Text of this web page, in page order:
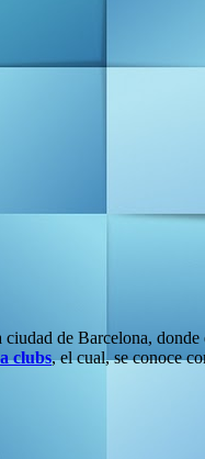
de Barcelona, donde
clubs, el cual, se conoce